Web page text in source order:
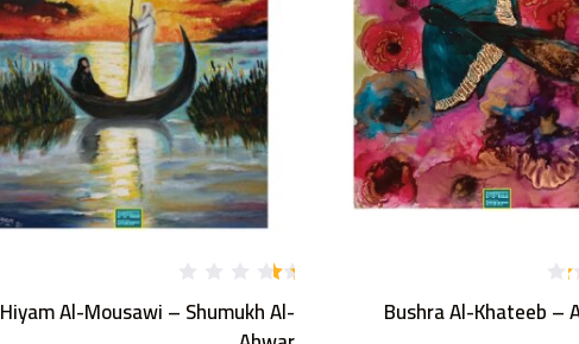
Bushra Al-Khateeb –
ال
Hiyam Al-Mousawi – Shumukh Al-